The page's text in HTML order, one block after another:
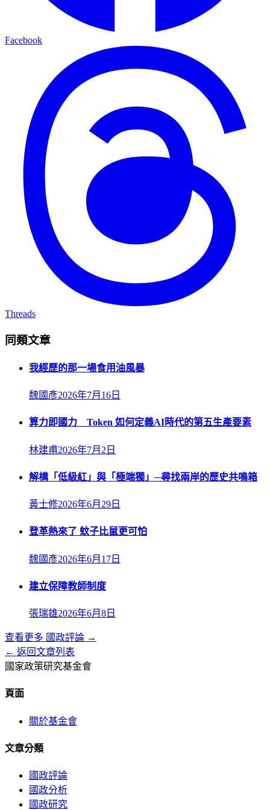
Facebook
Threads
同類文章
我經歷的那一場食用油風暴
魏國彥2026年7月16日
算力即國力 Token 如何定義AI時代的第五生產要素
林建甫2026年7月2日
解構「低級紅」與「極端獨」─尋找兩岸的歷史共鳴箱
黃士修2026年6月29日
登革熱來了 蚊子比鼠更可怕
魏國彥2026年6月17日
建立保障教師制度
張瑞雄2026年6月8日
查看更多 國政評論 →
← 返回文章列表
國家政策研究基金會
頁面
關於基金會
文章分類
國政評論
國政分析
國政研究